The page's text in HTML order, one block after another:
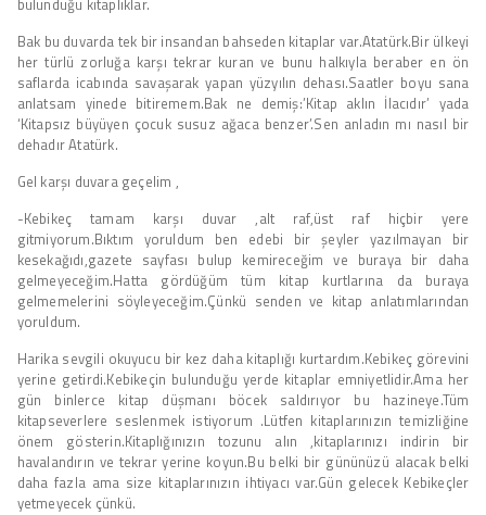
Bak bu duvarda tek bir insandan bahseden kitaplar var.Atatürk.Bir ülkeyi
her türlü zorluğa karşı tekrar kuran ve bunu halkıyla beraber en ön
saflarda icabında savaşarak yapan yüzyılın dehası.Saatler boyu sana
anlatsam yinede bitiremem.Bak ne demiş:’Kitap aklın İlacıdır’ yada
‘Kitapsız büyüyen çocuk susuz ağaca benzer’.Sen anladın mı nasıl bir
dehadır Atatürk.
Gel karşı duvara geçelim ,
-Kebikeç tamam karşı duvar ,alt raf,üst raf hiçbir yere
gitmiyorum.Bıktım yoruldum ben edebi bir şeyler yazılmayan bir
kesekağıdı,gazete sayfası bulup kemireceğim ve buraya bir daha
gelmeyeceğim.Hatta gördüğüm tüm kitap kurtlarına da buraya
gelmemelerini söyleyeceğim.Çünkü senden ve kitap anlatımlarından
yoruldum.
Harika sevgili okuyucu bir kez daha kitaplığı kurtardım.Kebikeç görevini
yerine getirdi.Kebikeçin bulunduğu yerde kitaplar emniyetlidir.Ama her
gün binlerce kitap düşmanı böcek saldırıyor bu hazineye.Tüm
kitapseverlere seslenmek istiyorum .Lütfen kitaplarınızın temizliğine
önem gösterin.Kitaplığınızın tozunu alın ,kitaplarınızı indirin bir
havalandırın ve tekrar yerine koyun.Bu belki bir gününüzü alacak belki
daha fazla ama size kitaplarınızın ihtiyacı var.Gün gelecek Kebikeçler
yetmeyecek çünkü.